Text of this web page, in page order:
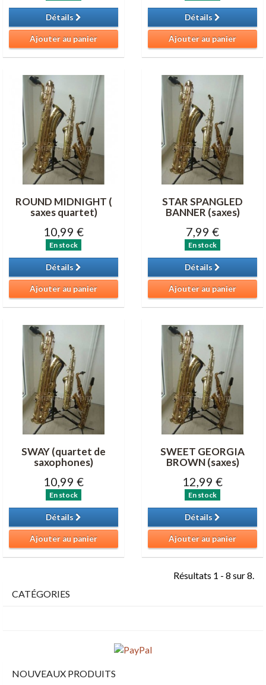
Détails
Ajouter au panier
Détails
Ajouter au panier
ROUND MIDNIGHT (
saxes quartet)
10,99 €
En stock
Détails
Ajouter au panier
STAR SPANGLED
BANNER (saxes)
7,99 €
En stock
Détails
Ajouter au panier
SWAY (quartet de
saxophones)
10,99 €
En stock
Détails
Ajouter au panier
SWEET GEORGIA
BROWN (saxes)
12,99 €
En stock
Détails
Ajouter au panier
Résultats 1 - 8 sur 8.
CATÉGORIES
NOUVEAUX PRODUITS